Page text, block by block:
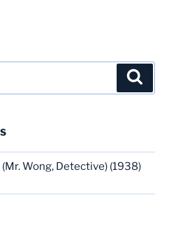
Wong, Detective) (1938)